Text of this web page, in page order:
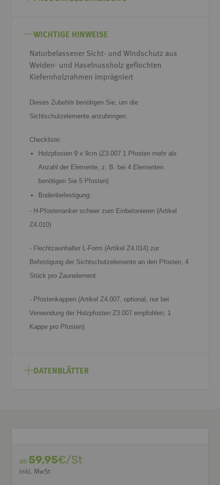
springenWICHTIGE HINWEISE
Naturbelassener Sicht- und Windschutz aus
Weiden- und Haselnussholz geflochten
Kiefernholzrahmen imprägniert
Dieses Zubehör benötigen Sie, um die
Sichtschutzelemente anzubringen.
Checkliste:
Holzpfosten 9 x 9cm (Z3.007 1 Pfosten mehr als
Anzahl der Elemente, z. B. bei 4 Elementen
benötigen Sie 5 Pfosten)
Bodenbefestigung:
- H-Pfostenanker schwer zum Einbetonieren (Artikel
Z4.010)
- Flechtzaunhalter L-Form (Artikel Z4.014) zur
Befestigung der Sichtschutzelemente an den Pfosten, 4
Stück pro Zaunelement
- Pfostenkappen (Artikel Z4.007, optional, nur bei
Verwendung der Holzpfosten Z3.007 empfohlen; 1
Kappe pro Pfosten)
DATENBLÄTTER
ab 59,95€/St
inkl. MwSt